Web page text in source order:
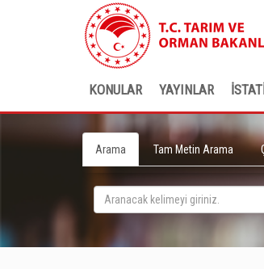
KONULAR YAYINLAR
Arama Tam Metin Arama